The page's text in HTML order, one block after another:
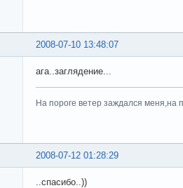
2008-07-10 13:48:07
ага..заглядение...
На пороге ветер заждался меня,на
2008-07-12 01:28:29
..спасибо..))